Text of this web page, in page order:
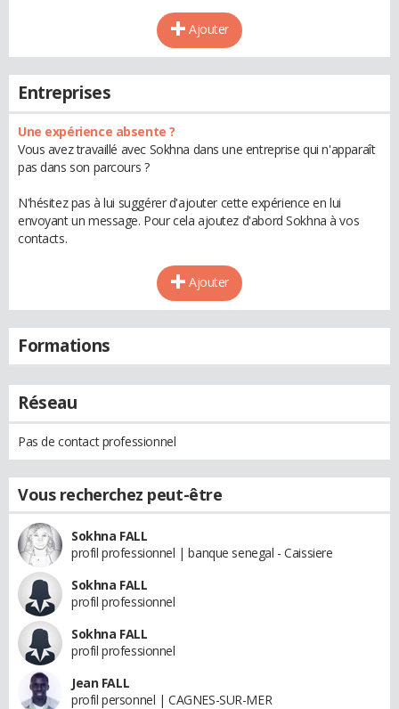
Ajouter
Entreprises
Une expérience absente ?
Vous avez travaillé avec Sokhna dans une entreprise qui n'apparaît
pas dans son parcours ?
N'hésitez pas à lui suggérer d'ajouter cette expérience en lui
envoyant un message. Pour cela ajoutez d'abord Sokhna à vos
contacts.
Ajouter
Formations
Réseau
Pas de contact professionnel
Vous recherchez peut-être
Sokhna FALL
profil professionnel | banque senegal - Caissiere
Sokhna FALL
profil professionnel
Sokhna FALL
profil professionnel
Jean FALL
profil personnel | CAGNES-SUR-MER